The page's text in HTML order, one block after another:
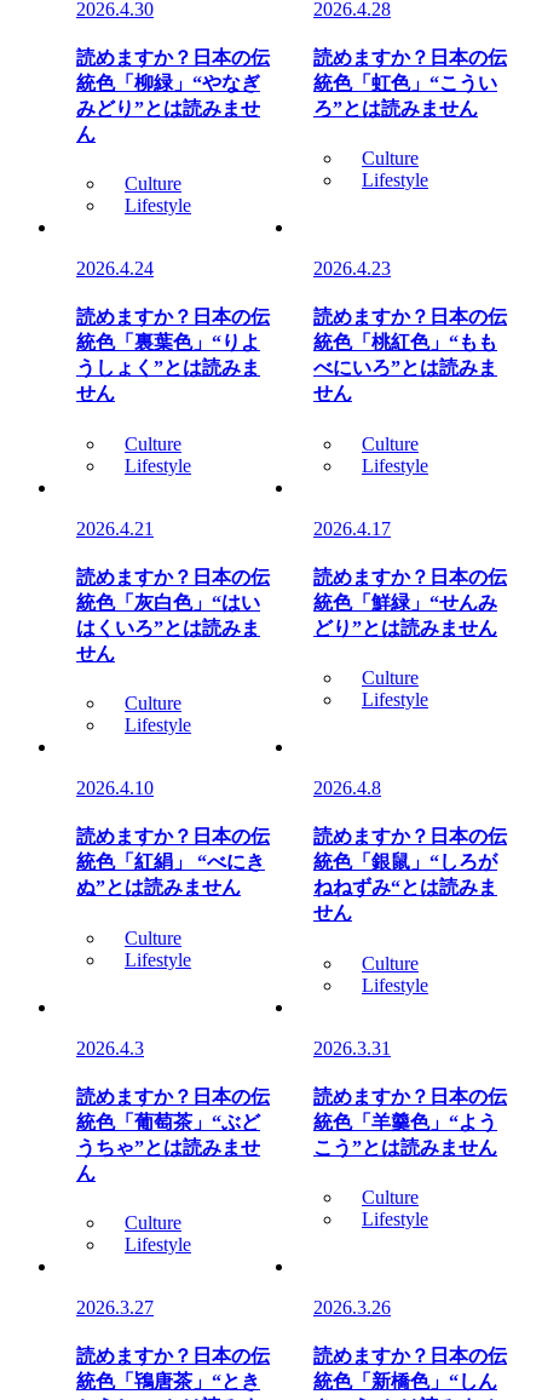
2026.4.30
読めますか？日本の伝
統色「柳緑」“やなぎ
みどり”とは読みませ
ん
Culture
Lifestyle
2026.4.28
読めますか？日本の伝
統色「虹色」“こうい
ろ”とは読みません
Culture
Lifestyle
2026.4.24
読めますか？日本の伝
統色「裏葉色」“りよ
うしょく”とは読みま
せん
Culture
Lifestyle
2026.4.23
読めますか？日本の伝
統色「桃紅色」“もも
べにいろ”とは読みま
せん
Culture
Lifestyle
2026.4.21
読めますか？日本の伝
統色「灰白色」“はい
はくいろ”とは読みま
せん
Culture
Lifestyle
2026.4.17
読めますか？日本の伝
統色「鮮緑」“せんみ
どり”とは読みません
Culture
Lifestyle
2026.4.10
読めますか？日本の伝
統色「紅絹」 “べにき
ぬ”とは読みません
Culture
Lifestyle
2026.4.8
読めますか？日本の伝
統色「銀鼠」“しろが
ねねずみ“とは読みま
せん
Culture
Lifestyle
2026.4.3
読めますか？日本の伝
統色「葡萄茶」“ぶど
うちゃ”とは読みませ
ん
Culture
Lifestyle
2026.3.31
読めますか？日本の伝
統色「羊羹色」“よう
こう”とは読みません
Culture
Lifestyle
2026.3.27
読めますか？日本の伝
統色「鴇唐茶」“とき
2026.3.26
読めますか？日本の伝
統色「新橋色」“しん